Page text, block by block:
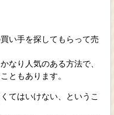
い手を探してもらって売
なり人気のある方法で、
ともあります。
てはいけない、というこ